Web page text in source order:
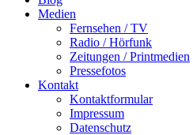
Medien
Fernsehen / TV
Radio / Hörfunk
Zeitungen / Printmedien
Pressefotos
Kontakt
Kontaktformular
Impressum
Datenschutz